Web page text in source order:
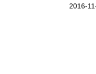
2016-